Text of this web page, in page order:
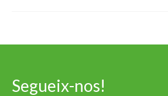
Segueix-nos!